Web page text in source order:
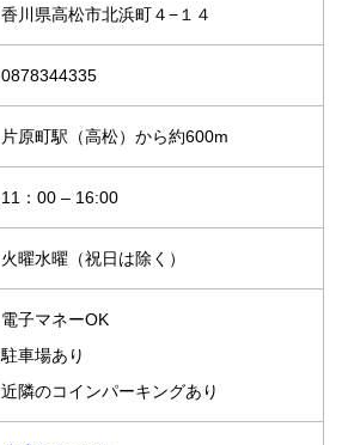
香川県高松市北浜町４−１４
0878344335
片原町駅（高松）から約600m
11：00 – 16:00
火曜水曜（祝日は除く）
電子マネーOK
駐車場あり
近隣のコインパーキングあり